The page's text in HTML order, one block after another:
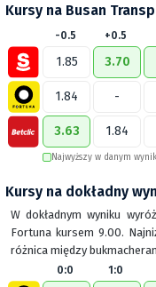
Kursy na Busan
-0.5 +0.5
1.85 3.70
1.84 -
3.63 1.84
Najwyższy w danym
Kursy na dokładny
W dokładnym wyniku
Fortuna kursem 9.00.
różnica między
0:0 1:0